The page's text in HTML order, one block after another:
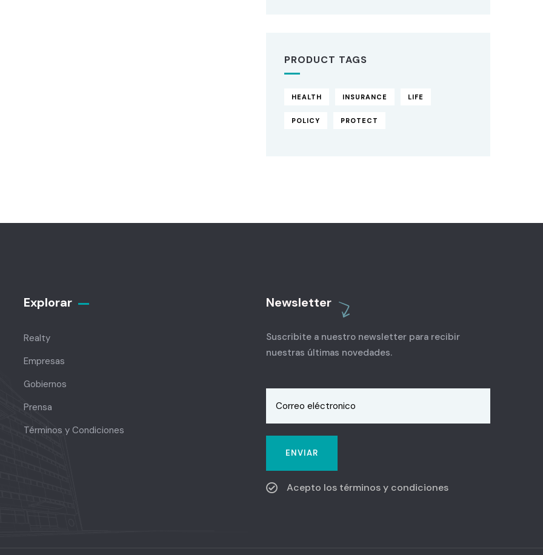
PRODUCT TAGS
HEALTH INSURANCE LIFE
POLICY PROTECT
Explorar
Realty
Empresas
Gobiernos
Prensa
Términos y Condiciones
Newsletter
Suscribite a nuestro newsletter para recibir
nuestras últimas novedades.
Acepto los términos y condiciones